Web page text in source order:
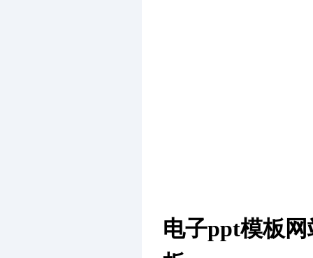
电子ppt模板